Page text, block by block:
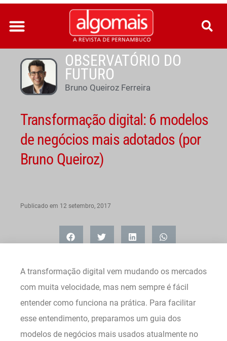
Ir
para
conteúdo
OBSERVATÓRIO DO
FUTURO
Bruno Queiroz Ferreira
Transformação digital: 6 modelos
de negócios mais adotados (por
Bruno Queiroz)
Publicado em 12 setembro, 2017
A transformação digital vem mudando os mercados
com muita velocidade, mas nem sempre é fácil
entender como funciona na prática. Para facilitar
esse entendimento, preparamos um guia dos
modelos de negócios mais usados atualmente no